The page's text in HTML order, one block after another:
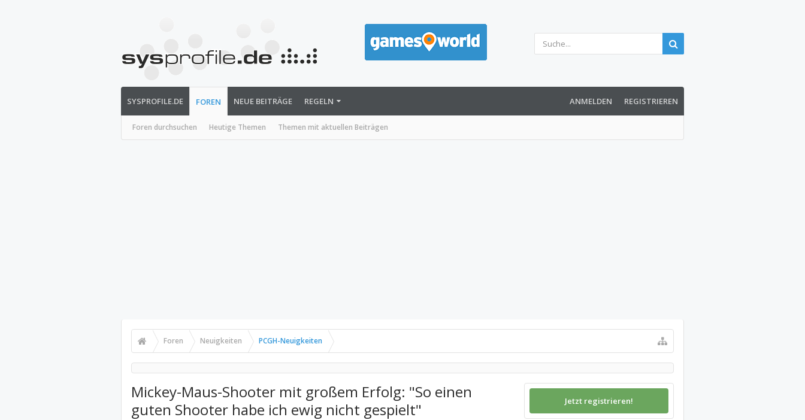
SYSPROFILE.DE FOREN
Foren durchsuchen Heutige Themen Themen mit aktuellen Beiträgen
NEUE BEITRÄGE REGELN ANMELDEN REGISTRIEREN
Foren Neuigkeiten PCGH-Neuigkeiten
Mickey-Maus-Shooter mit großem Erfolg: "So einen
guten Shooter habe ich ewig nicht gespielt"
Jetzt registrieren!